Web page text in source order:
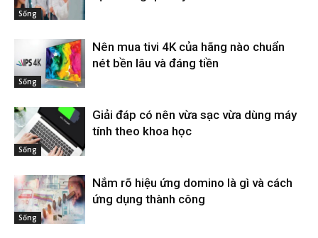
Sống
Sống
Nên mua tivi 4K của hãng nào chuẩn
nét bền lâu và đáng tiền
Sống
Giải đáp có nên vừa sạc vừa dùng máy
tính theo khoa học
Sống
Nắm rõ hiệu ứng domino là gì và cách
ứng dụng thành công